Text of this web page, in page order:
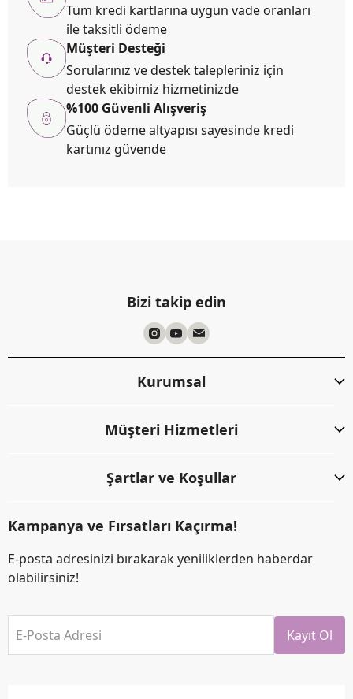
Tüm kredi kartlarına uygun vade oranları
ile taksitli ödeme
Müşteri Desteği
Sorularınız ve destek talepleriniz için
destek ekibimiz hizmetinizde
%100 Güvenli Alışveriş
Güçlü ödeme altyapısı sayesinde kredi
kartınız güvende
Bizi takip edin
Kurumsal
Müşteri Hizmetleri
Şartlar ve Koşullar
Kampanya ve Fırsatları Kaçırma!
E-posta adresinizi bırakarak yeniliklerden haberdar
olabilirsiniz!
E-Posta Adresi Kayıt Ol